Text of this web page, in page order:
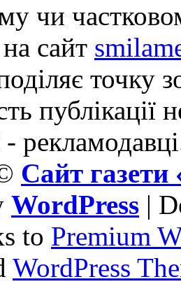
чи
сайт
точку
публікації
-
Сайт
WordPress |
to Premium
WordPress